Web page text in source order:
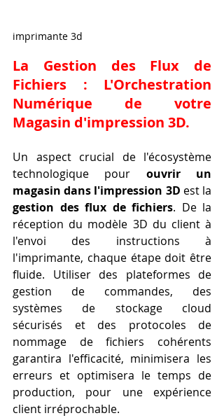
imprimante 3d
La Gestion des Flux de
Fichiers : L'Orchestration
Numérique de votre
Magasin d'impression 3D.
Un aspect crucial de l'écosystème
technologique pour ouvrir un
magasin dans l'impression 3D
gestion des flux de fichiers. De la
réception du modèle 3D du client à
l'envoi des instructions à
l'imprimante, chaque étape doit être
fluide. Utiliser des plateformes de
gestion de commandes, des
systèmes de stockage cloud
sécurisés et des protocoles de
nommage de fichiers cohérents
garantira l'efficacité, minimisera les
erreurs et optimisera le temps de
production, pour une expérience
client irréprochable.